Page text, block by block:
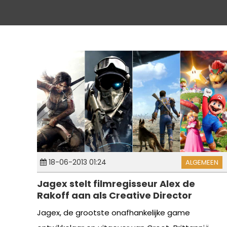
18-06-2013 01:24 ALGEMEEN
Jagex stelt filmregisseur Alex de
Rakoff aan als Creative Director
Jagex, de grootste onafhankelijke game